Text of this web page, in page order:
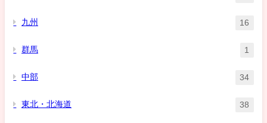
九州 16
群馬 1
中部 34
東北・北海道 38